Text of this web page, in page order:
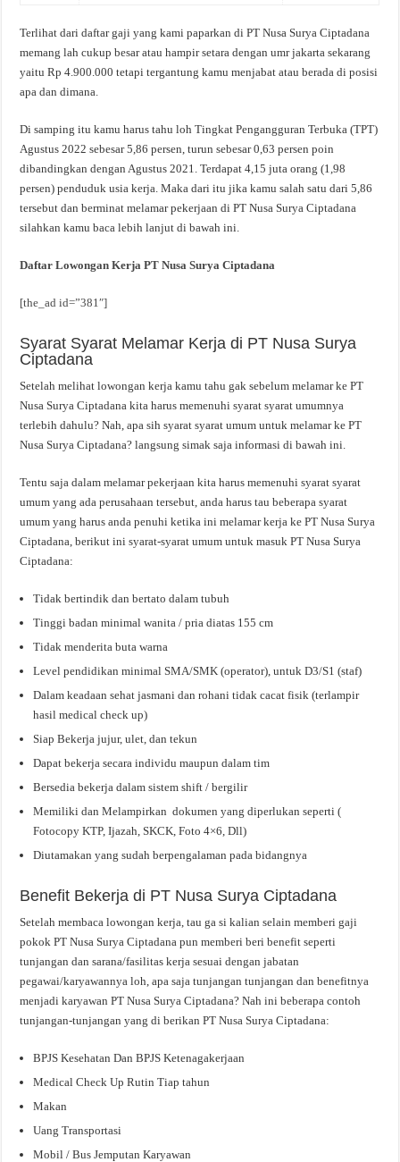
Terlihat dari daftar gaji yang kami paparkan di PT Nusa Surya Ciptadana
memang lah cukup besar atau hampir setara dengan umr jakarta sekarang
yaitu Rp 4.900.000 tetapi tergantung kamu menjabat atau berada di posisi
apa dan dimana.
Di samping itu kamu harus tahu loh Tingkat Pengangguran Terbuka (TPT)
Agustus 2022 sebesar 5,86 persen, turun sebesar 0,63 persen poin
dibandingkan dengan Agustus 2021. Terdapat 4,15 juta orang (1,98
persen) penduduk usia kerja. Maka dari itu jika kamu salah satu dari 5,86
tersebut dan berminat melamar pekerjaan di PT Nusa Surya Ciptadana
silahkan kamu baca lebih lanjut di bawah ini.
Daftar Lowongan Kerja PT Nusa Surya Ciptadana
[the_ad id=”381″]
Syarat Syarat Melamar Kerja di PT Nusa Surya
Ciptadana
Setelah melihat lowongan kerja kamu tahu gak sebelum melamar ke PT
Nusa Surya Ciptadana kita harus memenuhi syarat syarat umumnya
terlebih dahulu? Nah, apa sih syarat syarat umum untuk melamar ke PT
Nusa Surya Ciptadana? langsung simak saja informasi di bawah ini.
Tentu saja dalam melamar pekerjaan kita harus memenuhi syarat syarat
umum yang ada perusahaan tersebut, anda harus tau beberapa syarat
umum yang harus anda penuhi ketika ini melamar kerja ke PT Nusa Surya
Ciptadana, berikut ini syarat-syarat umum untuk masuk PT Nusa Surya
Ciptadana:
Tidak bertindik dan bertato dalam tubuh
Tinggi badan minimal wanita / pria diatas 155 cm
Tidak menderita buta warna
Level pendidikan minimal SMA/SMK (operator), untuk D3/S1 (staf)
Dalam keadaan sehat jasmani dan rohani tidak cacat fisik (terlampir
hasil medical check up)
Siap Bekerja jujur, ulet, dan tekun
Dapat bekerja secara individu maupun dalam tim
Bersedia bekerja dalam sistem shift / bergilir
Memiliki dan Melampirkan dokumen yang diperlukan seperti (
Fotocopy KTP, Ijazah, SKCK, Foto 4×6, Dll)
Diutamakan yang sudah berpengalaman pada bidangnya
Benefit Bekerja di PT Nusa Surya Ciptadana
Setelah membaca lowongan kerja, tau ga si kalian selain memberi gaji
pokok PT Nusa Surya Ciptadana pun memberi beri benefit seperti
tunjangan dan sarana/fasilitas kerja sesuai dengan jabatan
pegawai/karyawannya loh, apa saja tunjangan tunjangan dan benefitnya
menjadi karyawan PT Nusa Surya Ciptadana? Nah ini beberapa contoh
tunjangan-tunjangan yang di berikan PT Nusa Surya Ciptadana:
BPJS Kesehatan Dan BPJS Ketenagakerjaan
Medical Check Up Rutin Tiap tahun
Makan
Uang Transportasi
Mobil / Bus Jemputan Karyawan